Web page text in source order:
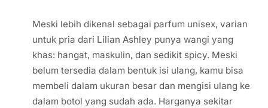
Meski lebih dikenal sebagai parfum unisex, varian
untuk pria dari Lilian Ashley punya wangi yang
khas: hangat, maskulin, dan sedikit spicy. Meski
belum tersedia dalam bentuk isi ulang, kamu bisa
membeli dalam ukuran besar dan mengisi ulang ke
dalam botol yang sudah ada. Harganya sekitar